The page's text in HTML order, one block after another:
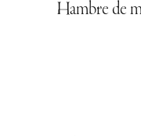
Hambre de